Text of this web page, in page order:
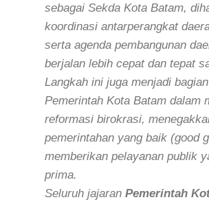
sebagai Sekda Kota Batam,
koordinasi antarperangkat
serta agenda pembangunan
berjalan lebih cepat dan tepat
Langkah ini juga menjadi
Pemerintah Kota Batam dalam
reformasi birokrasi,
pemerintahan yang baik (good
memberikan pelayanan publik
prima.
Seluruh jajaran Pemerintah